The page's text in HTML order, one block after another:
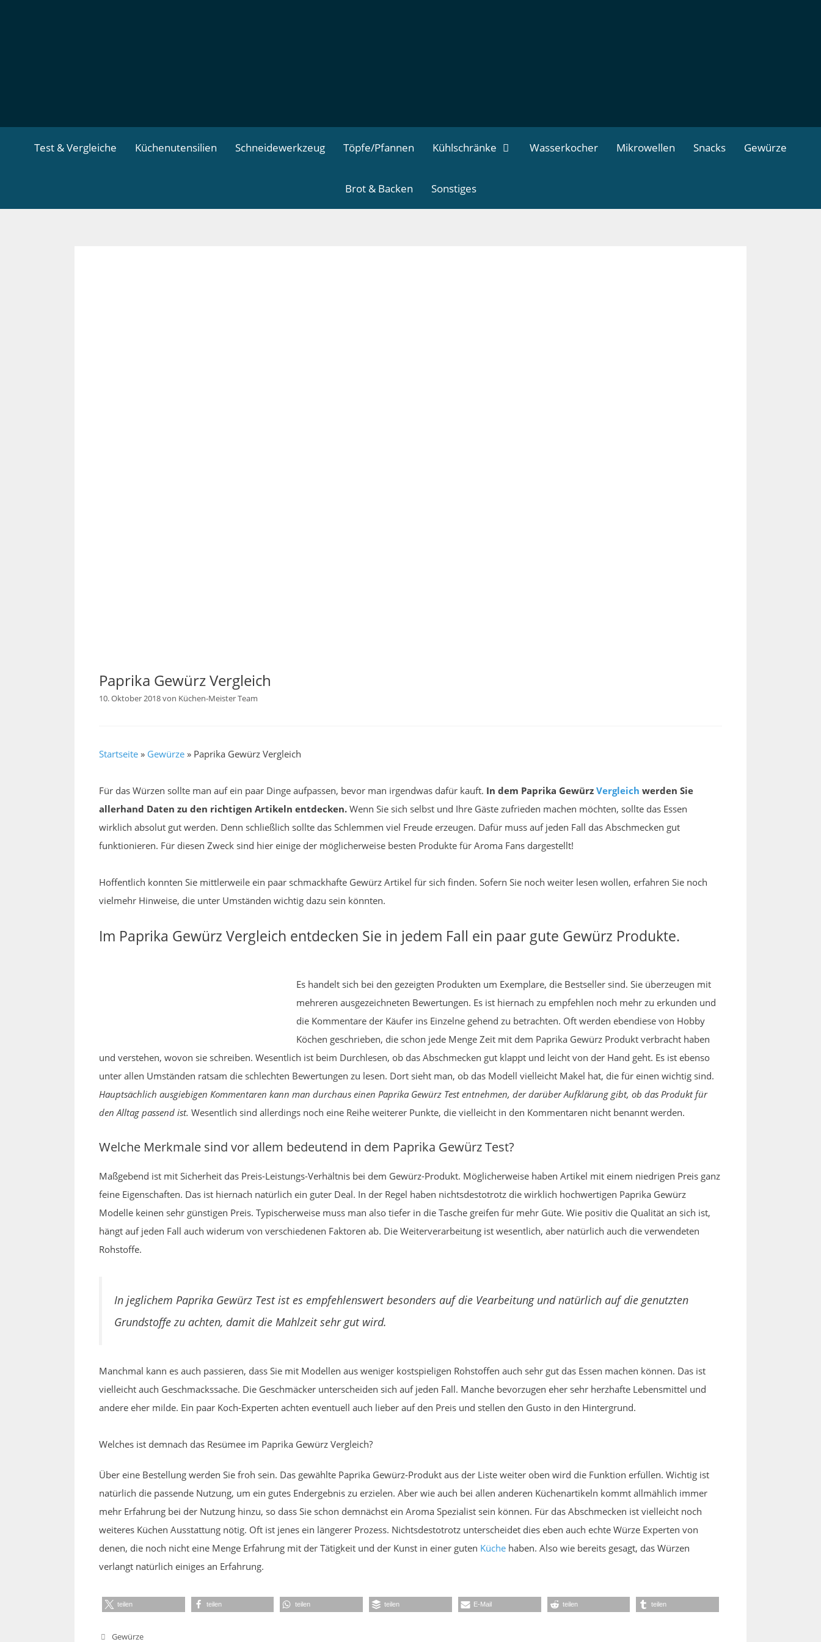
Test & Vergleiche Küchenutensilien Schneidewerkzeug Töpfe/Pfannen Kühlschränke Wasserkocher Mikrowellen Snacks Gewürze
Brot & Backen Sonstiges
Paprika Gewürz Vergleich
10. Oktober 2018von Küchen-Meister Team
Startseite » Gewürze » Paprika Gewürz Vergleich
Für das Würzen sollte man auf ein paar Dinge aufpassen, bevor man irgendwas dafür kauft. In dem Paprika Gewürz Vergleich werden Sie
allerhand Daten zu den richtigen Artikeln entdecken. Wenn Sie sich selbst und Ihre Gäste zufrieden machen möchten, sollte das Essen
wirklich absolut gut werden. Denn schließlich sollte das Schlemmen viel Freude erzeugen. Dafür muss auf jeden Fall das Abschmecken gut
funktionieren. Für diesen Zweck sind hier einige der möglicherweise besten Produkte für Aroma Fans dargestellt!
Hoffentlich konnten Sie mittlerweile ein paar schmackhafte Gewürz Artikel für sich finden. Sofern Sie noch weiter lesen wollen, erfahren Sie noch
vielmehr Hinweise, die unter Umständen wichtig dazu sein könnten.
Im Paprika Gewürz Vergleich entdecken Sie in jedem Fall ein paar gute Gewürz Produkte.
Es handelt sich bei den gezeigten Produkten um Exemplare, die Bestseller sind. Sie überzeugen mit
mehreren ausgezeichneten Bewertungen. Es ist hiernach zu empfehlen noch mehr zu erkunden und
die Kommentare der Käufer ins Einzelne gehend zu betrachten. Oft werden ebendiese von Hobby
Köchen geschrieben, die schon jede Menge Zeit mit dem Paprika Gewürz Produkt verbracht haben
und verstehen, wovon sie schreiben. Wesentlich ist beim Durchlesen, ob das Abschmecken gut klappt und leicht von der Hand geht. Es ist ebenso
unter allen Umständen ratsam die schlechten Bewertungen zu lesen. Dort sieht man, ob das Modell vielleicht Makel hat, die für einen wichtig sind.
Hauptsächlich ausgiebigen Kommentaren kann man durchaus einen Paprika Gewürz Test entnehmen, der darüber Aufklärung gibt, ob das Produkt für
den Alltag passend ist. Wesentlich sind allerdings noch eine Reihe weiterer Punkte, die vielleicht in den Kommentaren nicht benannt werden.
Welche Merkmale sind vor allem bedeutend in dem Paprika Gewürz Test?
Maßgebend ist mit Sicherheit das Preis-Leistungs-Verhältnis bei dem Gewürz-Produkt. Möglicherweise haben Artikel mit einem niedrigen Preis ganz
feine Eigenschaften. Das ist hiernach natürlich ein guter Deal. In der Regel haben nichtsdestotrotz die wirklich hochwertigen Paprika Gewürz
Modelle keinen sehr günstigen Preis. Typischerweise muss man also tiefer in die Tasche greifen für mehr Güte. Wie positiv die Qualität an sich ist,
hängt auf jeden Fall auch widerum von verschiedenen Faktoren ab. Die Weiterverarbeitung ist wesentlich, aber natürlich auch die verwendeten
Rohstoffe.
In jeglichem Paprika Gewürz Test ist es empfehlenswert besonders auf die Vearbeitung und natürlich auf die genutzten
Grundstoffe zu achten, damit die Mahlzeit sehr gut wird.
Manchmal kann es auch passieren, dass Sie mit Modellen aus weniger kostspieligen Rohstoffen auch sehr gut das Essen machen können. Das ist
vielleicht auch Geschmackssache. Die Geschmäcker unterscheiden sich auf jeden Fall. Manche bevorzugen eher sehr herzhafte Lebensmittel und
andere eher milde. Ein paar Koch-Experten achten eventuell auch lieber auf den Preis und stellen den Gusto in den Hintergrund.
Welches ist demnach das Resümee im Paprika Gewürz Vergleich?
Über eine Bestellung werden Sie froh sein. Das gewählte Paprika Gewürz-Produkt aus der Liste weiter oben wird die Funktion erfüllen. Wichtig ist
natürlich die passende Nutzung, um ein gutes Endergebnis zu erzielen. Aber wie auch bei allen anderen Küchenartikeln kommt allmählich immer
mehr Erfahrung bei der Nutzung hinzu, so dass Sie schon demnächst ein Aroma Spezialist sein können. Für das Abschmecken ist vielleicht noch
weiteres Küchen Ausstattung nötig. Oft ist jenes ein längerer Prozess. Nichtsdestotrotz unterscheidet dies eben auch echte Würze Experten von
denen, die noch nicht eine Menge Erfahrung mit der Tätigkeit und der Kunst in einer guten Küche haben. Also wie bereits gesagt, das Würzen
verlangt natürlich einiges an Erfahrung.
teilen teilen teilen teilen E-Mail teilen teilen
Kategorien
Gewürze